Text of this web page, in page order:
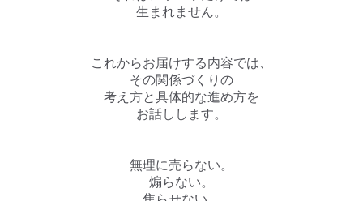
生まれません。
これからお届けする内容では、
その関係づくりの
考え方と具体的な進め方を
お話しします。
無理に売らない。
煽らない。